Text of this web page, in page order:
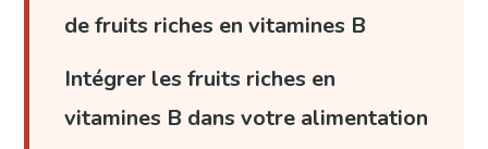
de fruits riches en vitamines B
Intégrer les fruits riches en
vitamines B dans votre alimentation